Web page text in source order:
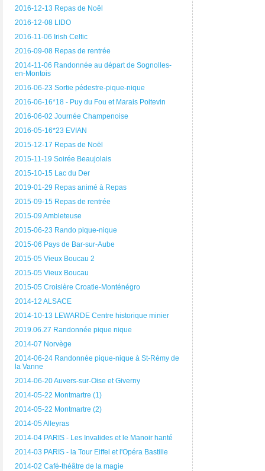
2016-12-13 Repas de Noël
2016-12-08 LIDO
2016-11-06 Irish Celtic
2016-09-08 Repas de rentrée
2014-11-06 Randonnée au départ de Sognolles-
en-Montois
2016-06-23 Sortie pédestre-pique-nique
2016-06-16*18 - Puy du Fou et Marais Poitevin
2016-06-02 Journée Champenoise
2016-05-16*23 EVIAN
2015-12-17 Repas de Noël
2015-11-19 Soirée Beaujolais
2015-10-15 Lac du Der
2019-01-29 Repas animé à Repas
2015-09-15 Repas de rentrée
2015-09 Ambleteuse
2015-06-23 Rando pique-nique
2015-06 Pays de Bar-sur-Aube
2015-05 Vieux Boucau 2
2015-05 Vieux Boucau
2015-05 Croisière Croatie-Monténégro
2014-12 ALSACE
2014-10-13 LEWARDE Centre historique minier
2019.06.27 Randonnée pique nique
2014-07 Norvège
2014-06-24 Randonnée pique-nique à St-Rémy de
la Vanne
2014-06-20 Auvers-sur-Oise et Giverny
2014-05-22 Montmartre (1)
2014-05-22 Montmartre (2)
2014-05 Alleyras
2014-04 PARIS - Les Invalides et le Manoir hanté
2014-03 PARIS - la Tour Eiffel et l'Opéra Bastille
2014-02 Café-théâtre de la magie